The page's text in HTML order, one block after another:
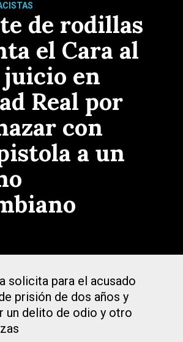
de rodillas
el Cara al
juicio en
Real por
con
a un
solicita para el acusado
prisión de dos años y
un delito de odio y otro